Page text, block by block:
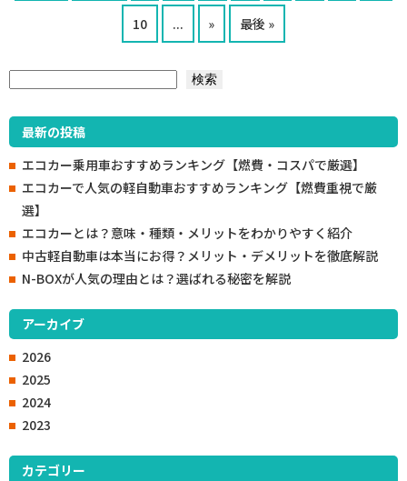
10 ... » 最後 »
検索
最新の投稿
エコカー乗用車おすすめランキング【燃費・コスパで厳選】
エコカーで人気の軽自動車おすすめランキング【燃費重視で厳
選】
エコカーとは？意味・種類・メリットをわかりやすく紹介
中古軽自動車は本当にお得？メリット・デメリットを徹底解説
N-BOXが人気の理由とは？選ばれる秘密を解説
アーカイブ
2026
2025
2024
2023
カテゴリー